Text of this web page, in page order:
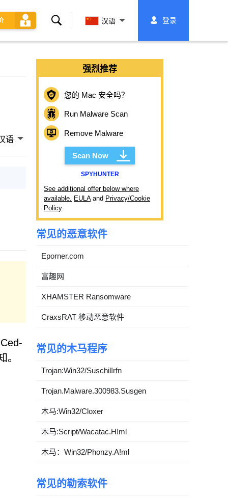
搜
汉语 登录
语
。
强烈推荐
您的 Mac 安全吗？
Run Malware Scan
Remove Malware
Scan Now
SPYHUNTER
See additional offer below where
available. EULAand Privacy/Cookie
Policy.
常见的恶意软件
Eporner.com
富趣网
XHAMSTER Ransomware
CraxsRAT 移动恶意软件
常见的木马程序
Trojan:Win32/Suschil!rfn
Trojan.Malware.300983.Susgen
木马:Win32/Cloxer
木马:Script/Wacatac.H!ml
木马：Win32/Phonzy.A!ml
常见的勒索软件